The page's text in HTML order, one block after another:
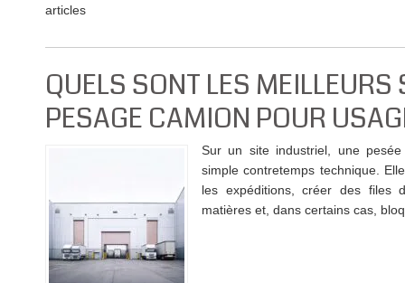
articles
QUELS SONT LES MEILLEURS
PESAGE CAMION POUR
Sur un site industriel, une
simple contretemps technique.
les expéditions, créer des files
matières et, dans certains cas,